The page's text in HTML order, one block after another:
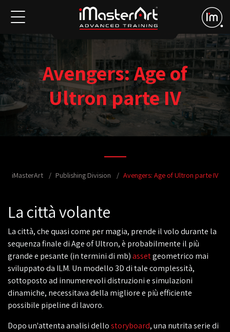
Avengers: Age of
Ultron parte IV
iMasterArt Publishing Division Avengers: Age of Ultron parte IV
La città volante
La città, che quasi come per magia, prende il volo durante la
sequenza finale di Age of Ultron, è probabilmente il più
grande e pesante (in termini di mb)assetgeometrico mai
sviluppato da ILM. Un modello 3D di tale complessità,
sottoposto ad innumerevoli distruzioni e simulazioni
dinamiche, necessitava della migliore e più efficiente
possibile pipeline di lavoro.
Dopo un'attenta analisi dellostoryboard, una nutrita serie di